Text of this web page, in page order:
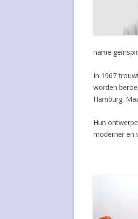
name
In 1967
worden
Hamburg.
Hun
moderner en